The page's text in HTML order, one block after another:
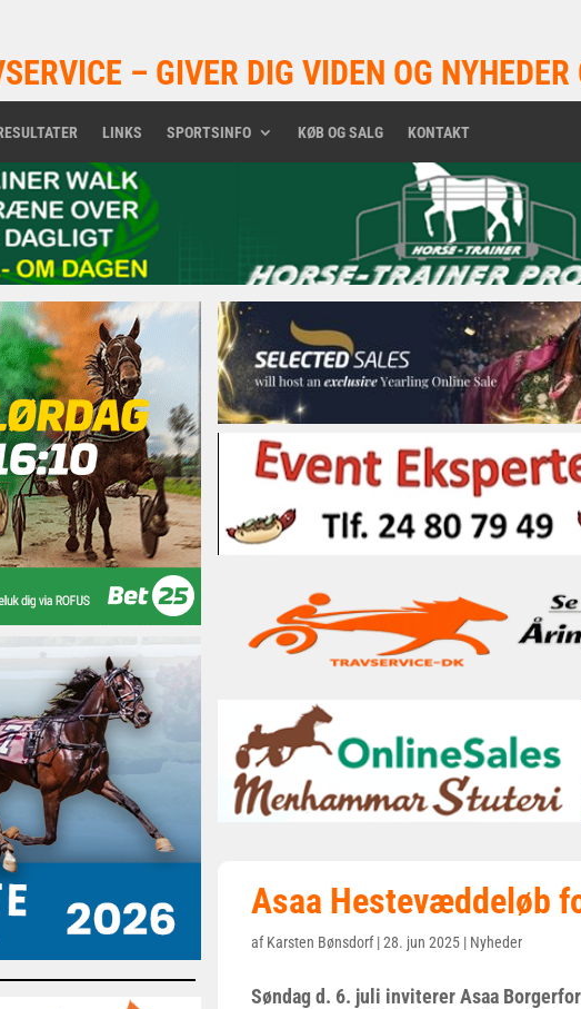
– GIVER DIG VIDEN OG
LINKS SPORTSINFO KØB OG SALG KONTAKT
Asaa Hestevæddeløb
afKarsten Bønsdorf|28. jun 2025 | Nyheder
Søndag d. 6. juli inviterer Asaa